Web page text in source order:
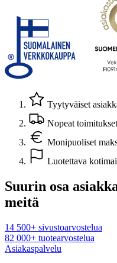
Tyytyväiset
Nopeat toimitukset
Monipuoliset
Luotettava
Suurin osa
meitä
14 500+ sivustoarvostelua
82 000+ tuotearvostelua
Asiakaspalvelu